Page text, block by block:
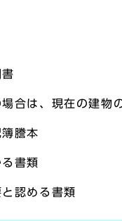
合は、現在の建物
謄本
書類
認める書類